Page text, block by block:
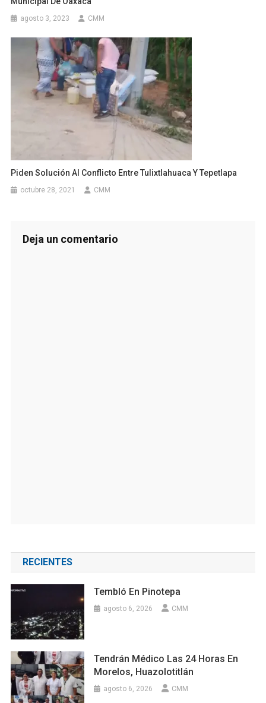
agosto 3, 2023 CMM
Piden Solución Al Conflicto Entre Tulixtlahuaca Y Tepetlapa
octubre 28, 2021 CMM
Deja un comentario
RECIENTES
Tembló En Pinotepa
agosto 6, 2026 CMM
Tendrán Médico Las 24 Horas En
Morelos, Huazolotitlán
agosto 6, 2026 CMM